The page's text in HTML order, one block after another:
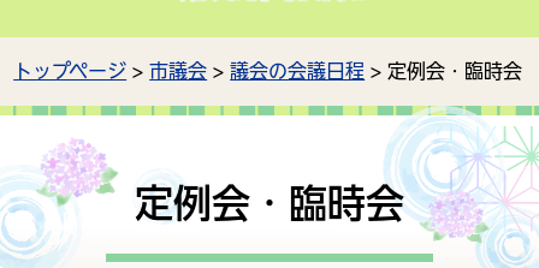
トップページ >市議会 >議会の会議日程 > 定例会・臨時会
定例会・臨時会